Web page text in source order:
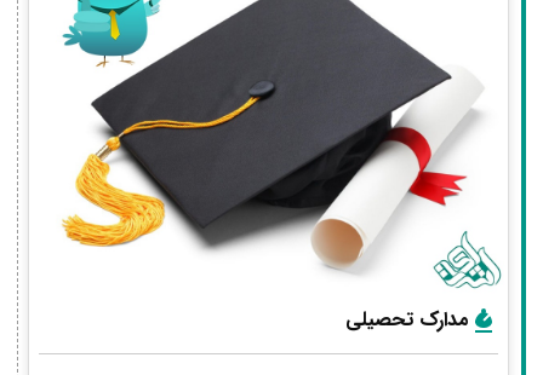
مدارک تحصیلی